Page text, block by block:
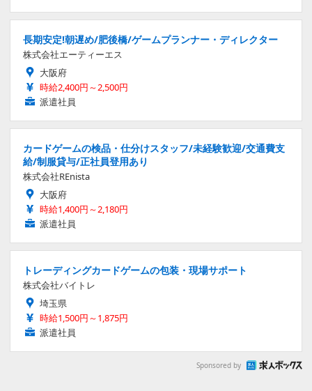
長期安定!朝遅め/肥後橋/ゲームプランナー・ディレクター
株式会社エーティーエス
大阪府
時給2,400円～2,500円
派遣社員
カードゲームの検品・仕分けスタッフ/未経験歓迎/交通費支
給/制服貸与/正社員登用あり
株式会社REnista
大阪府
時給1,400円～2,180円
派遣社員
トレーディングカードゲームの包装・現場サポート
株式会社バイトレ
埼玉県
時給1,500円～1,875円
派遣社員
Sponsored by